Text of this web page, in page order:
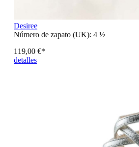
Desiree
Número de zapato (UK): 4 ½
119,00 €*
detalles